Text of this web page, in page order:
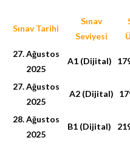
Sınav Tarihi
Sınav
Seviyesi
27. Ağustos
2025
A1 (Dijital)
27. Ağustos
2025
A2 (Dijital)
28. Ağustos
2025
B1 (Dijital)